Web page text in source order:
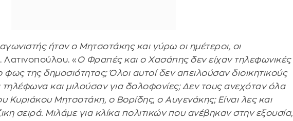
ήταν ο Μητσοτάκης και γύρω οι ημέτεροι, οι
Λατινοπούλου. « Ο Φραπές και ο Χασάπης δεν είχαν τηλεφωνικές
φως της δημοσιότητας; Όλοι αυτοί δεν απειλούσαν διοικητικούς
και μιλούσαν για δολοφονίες; Δεν τους ανεχόταν όλα
Κυριάκου Μητσοτάκη, ο Βορίδης, ο Αυγενάκης; Είναι λες και
σειρά. Μιλάμε για κλίκα πολιτικών που ανέβηκαν στην εξουσία,